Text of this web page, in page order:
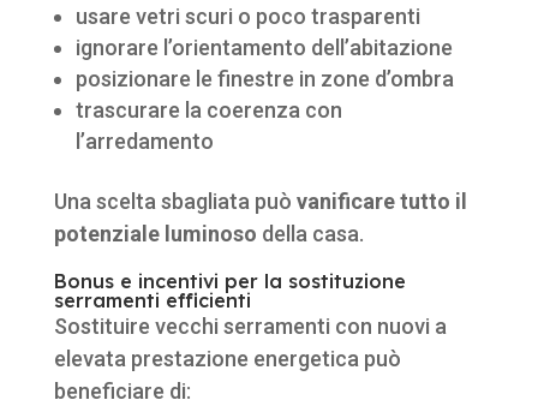
usare vetri scuri o poco trasparenti
ignorare l’orientamento dell’abitazione
posizionare le finestre in zone d’ombra
trascurare la coerenza con
l’arredamento
Una scelta sbagliata può vanificare tutto il
potenziale luminoso della casa.
Bonus e incentivi per la sostituzione
serramenti efficienti
Sostituire vecchi serramenti con nuovi a
elevata prestazione energetica può
beneficiare di: